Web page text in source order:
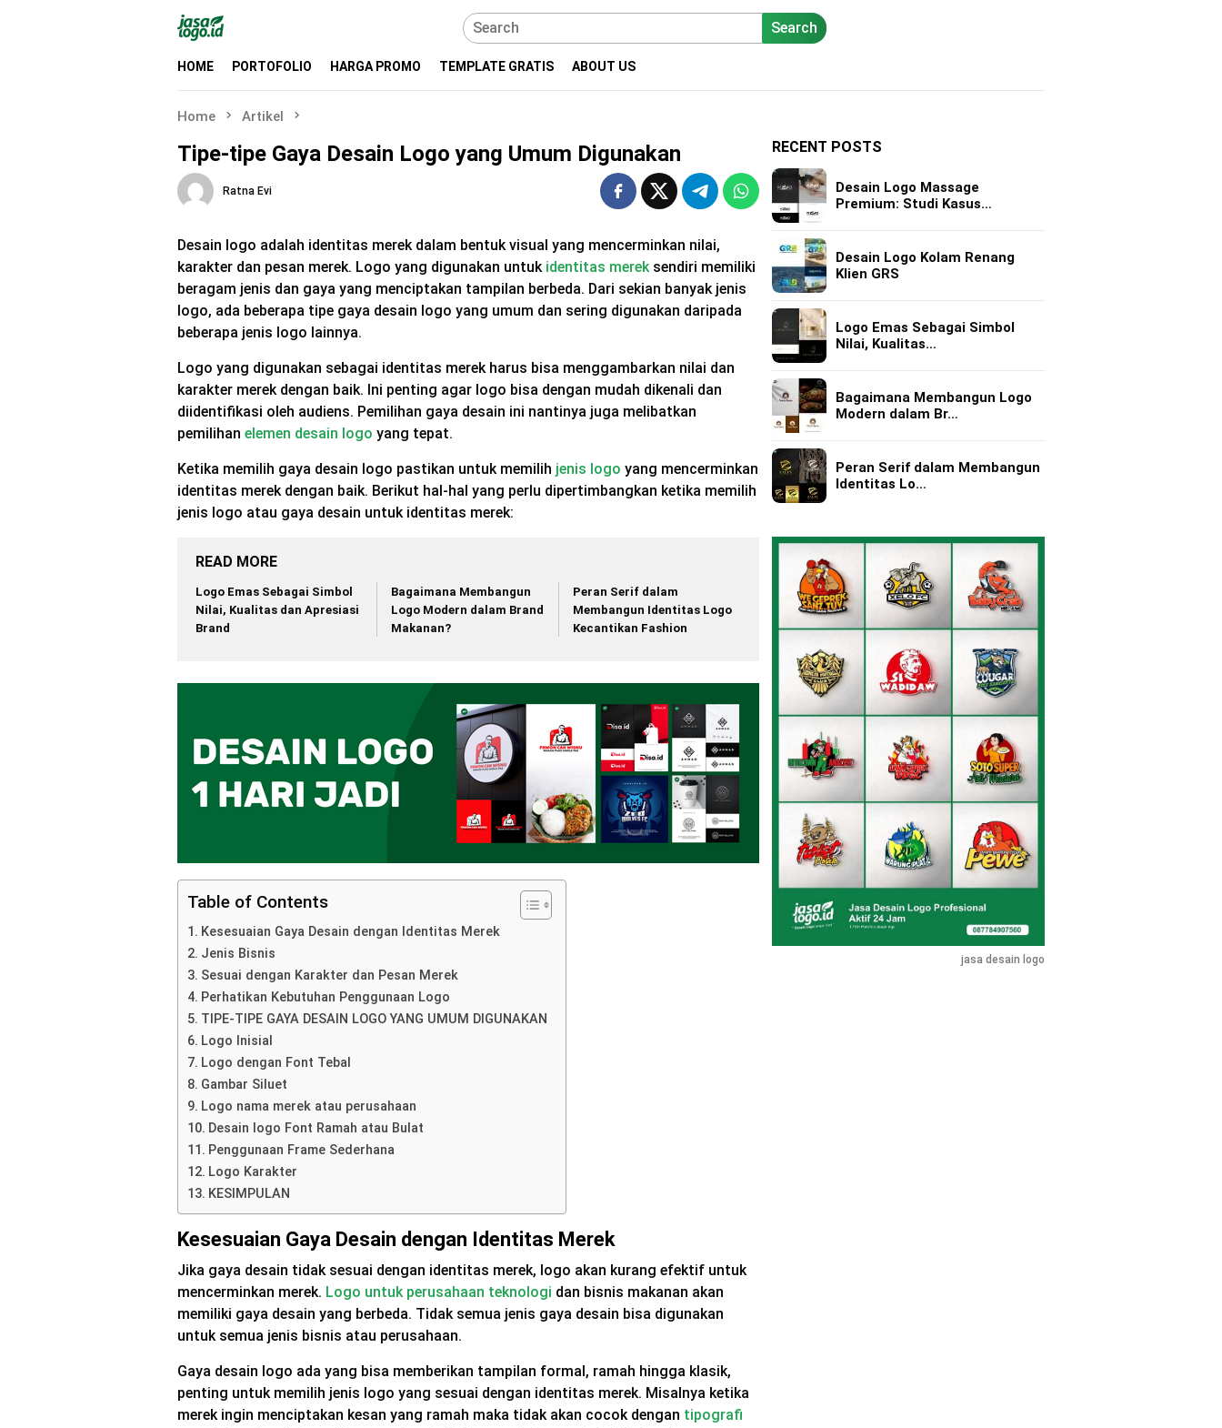
Search
HOME PORTOFOLIO HARGA PROMO TEMPLATE GRATIS ABOUT US
Home Artikel
Tipe-tipe Gaya Desain Logo yang Umum Digunakan
Ratna Evi
Desain logo adalah identitas merek dalam bentuk visual yang mencerminkan nilai,
karakter dan pesan merek. Logo yang digunakan untuk identitas mereksendiri memiliki
beragam jenis dan gaya yang menciptakan tampilan berbeda. Dari sekian banyak jenis
logo, ada beberapa tipe gaya desain logo yang umum dan sering digunakan daripada
beberapa jenis logo lainnya.
Logo yang digunakan sebagai identitas merek harus bisa menggambarkan nilai dan
karakter merek dengan baik. Ini penting agar logo bisa dengan mudah dikenali dan
diidentifikasi oleh audiens. Pemilihan gaya desain ini nantinya juga melibatkan
pemilihan elemen desain logo yang tepat.
Ketika memilih gaya desain logo pastikan untuk memilih jenis logo yang mencerminkan
identitas merek dengan baik. Berikut hal-hal yang perlu dipertimbangkan ketika memilih
jenis logo atau gaya desain untuk identitas merek:
READ MORE
Logo Emas Sebagai Simbol
Nilai, Kualitas dan Apresiasi
Brand
Bagaimana Membangun
Logo Modern dalam Brand
Makanan?
Peran Serif dalam
Membangun Identitas Logo
Kecantikan Fashion
Table of Contents
Kesesuaian Gaya Desain dengan Identitas Merek
Jenis Bisnis
Sesuai dengan Karakter dan Pesan Merek
Perhatikan Kebutuhan Penggunaan Logo
TIPE-TIPE GAYA DESAIN LOGO YANG UMUM DIGUNAKAN
Logo Inisial
Logo dengan Font Tebal
Gambar Siluet
Logo nama merek atau perusahaan
Desain logo Font Ramah atau Bulat
Penggunaan Frame Sederhana
Logo Karakter
KESIMPULAN
Kesesuaian Gaya Desain dengan Identitas Merek
Jika gaya desain tidak sesuai dengan identitas merek, logo akan kurang efektif untuk
mencerminkan merek. Logo untuk perusahaan teknologi dan bisnis makanan akan
memiliki gaya desain yang berbeda. Tidak semua jenis gaya desain bisa digunakan
untuk semua jenis bisnis atau perusahaan.
Gaya desain logo ada yang bisa memberikan tampilan formal, ramah hingga klasik,
penting untuk memilih jenis logo yang sesuai dengan identitas merek. Misalnya ketika
merek ingin menciptakan kesan yang ramah maka tidak akan cocok dengan tipografi
RECENT POSTS
Desain Logo Massage
Premium: Studi Kasus…
Desain Logo Kolam Renang
Klien GRS
Logo Emas Sebagai Simbol
Nilai, Kualitas…
Bagaimana Membangun Logo
Modern dalam Br…
Peran Serif dalam Membangun
Identitas Lo…
jasa desain logo